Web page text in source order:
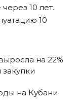
10 лет.
10
на 22%
на Кубани